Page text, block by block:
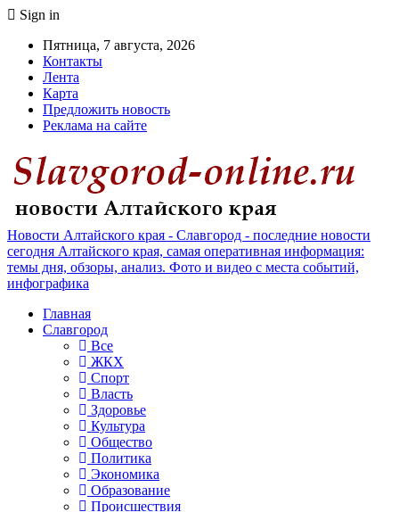
Sign in
Пятница, 7 августа, 2026
Контакты
Лента
Карта
Предложить новость
Реклама на сайте
Новости Алтайского края - Славгород - последние новости
сегодня Алтайского края, самая оперативная информация:
темы дня, обзоры, анализ. Фото и видео с места событий,
инфографика
Главная
Славгород
Все
ЖКХ
Спорт
Власть
Здоровье
Культура
Общество
Политика
Экономика
Образование
Происшествия